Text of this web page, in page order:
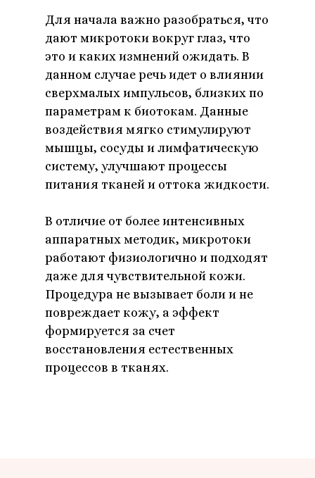
Для начала важно разобраться, что
дают микротоки вокруг глаз, что
это и каких измнений ожидать. В
данном случае речь идет о влиянии
сверхмалых импульсов, близких по
параметрам к биотокам. Данные
воздействия мягко стимулируют
мышцы, сосуды и лимфатическую
систему, улучшают процессы
питания тканей и оттока жидкости.
В отличие от более интенсивных
аппаратных методик, микротоки
работают физиологично и подходят
даже для чувствительной кожи.
Процедура не вызывает боли и не
повреждает кожу, а эффект
формируется за счет
восстановления естественных
процессов в тканях.